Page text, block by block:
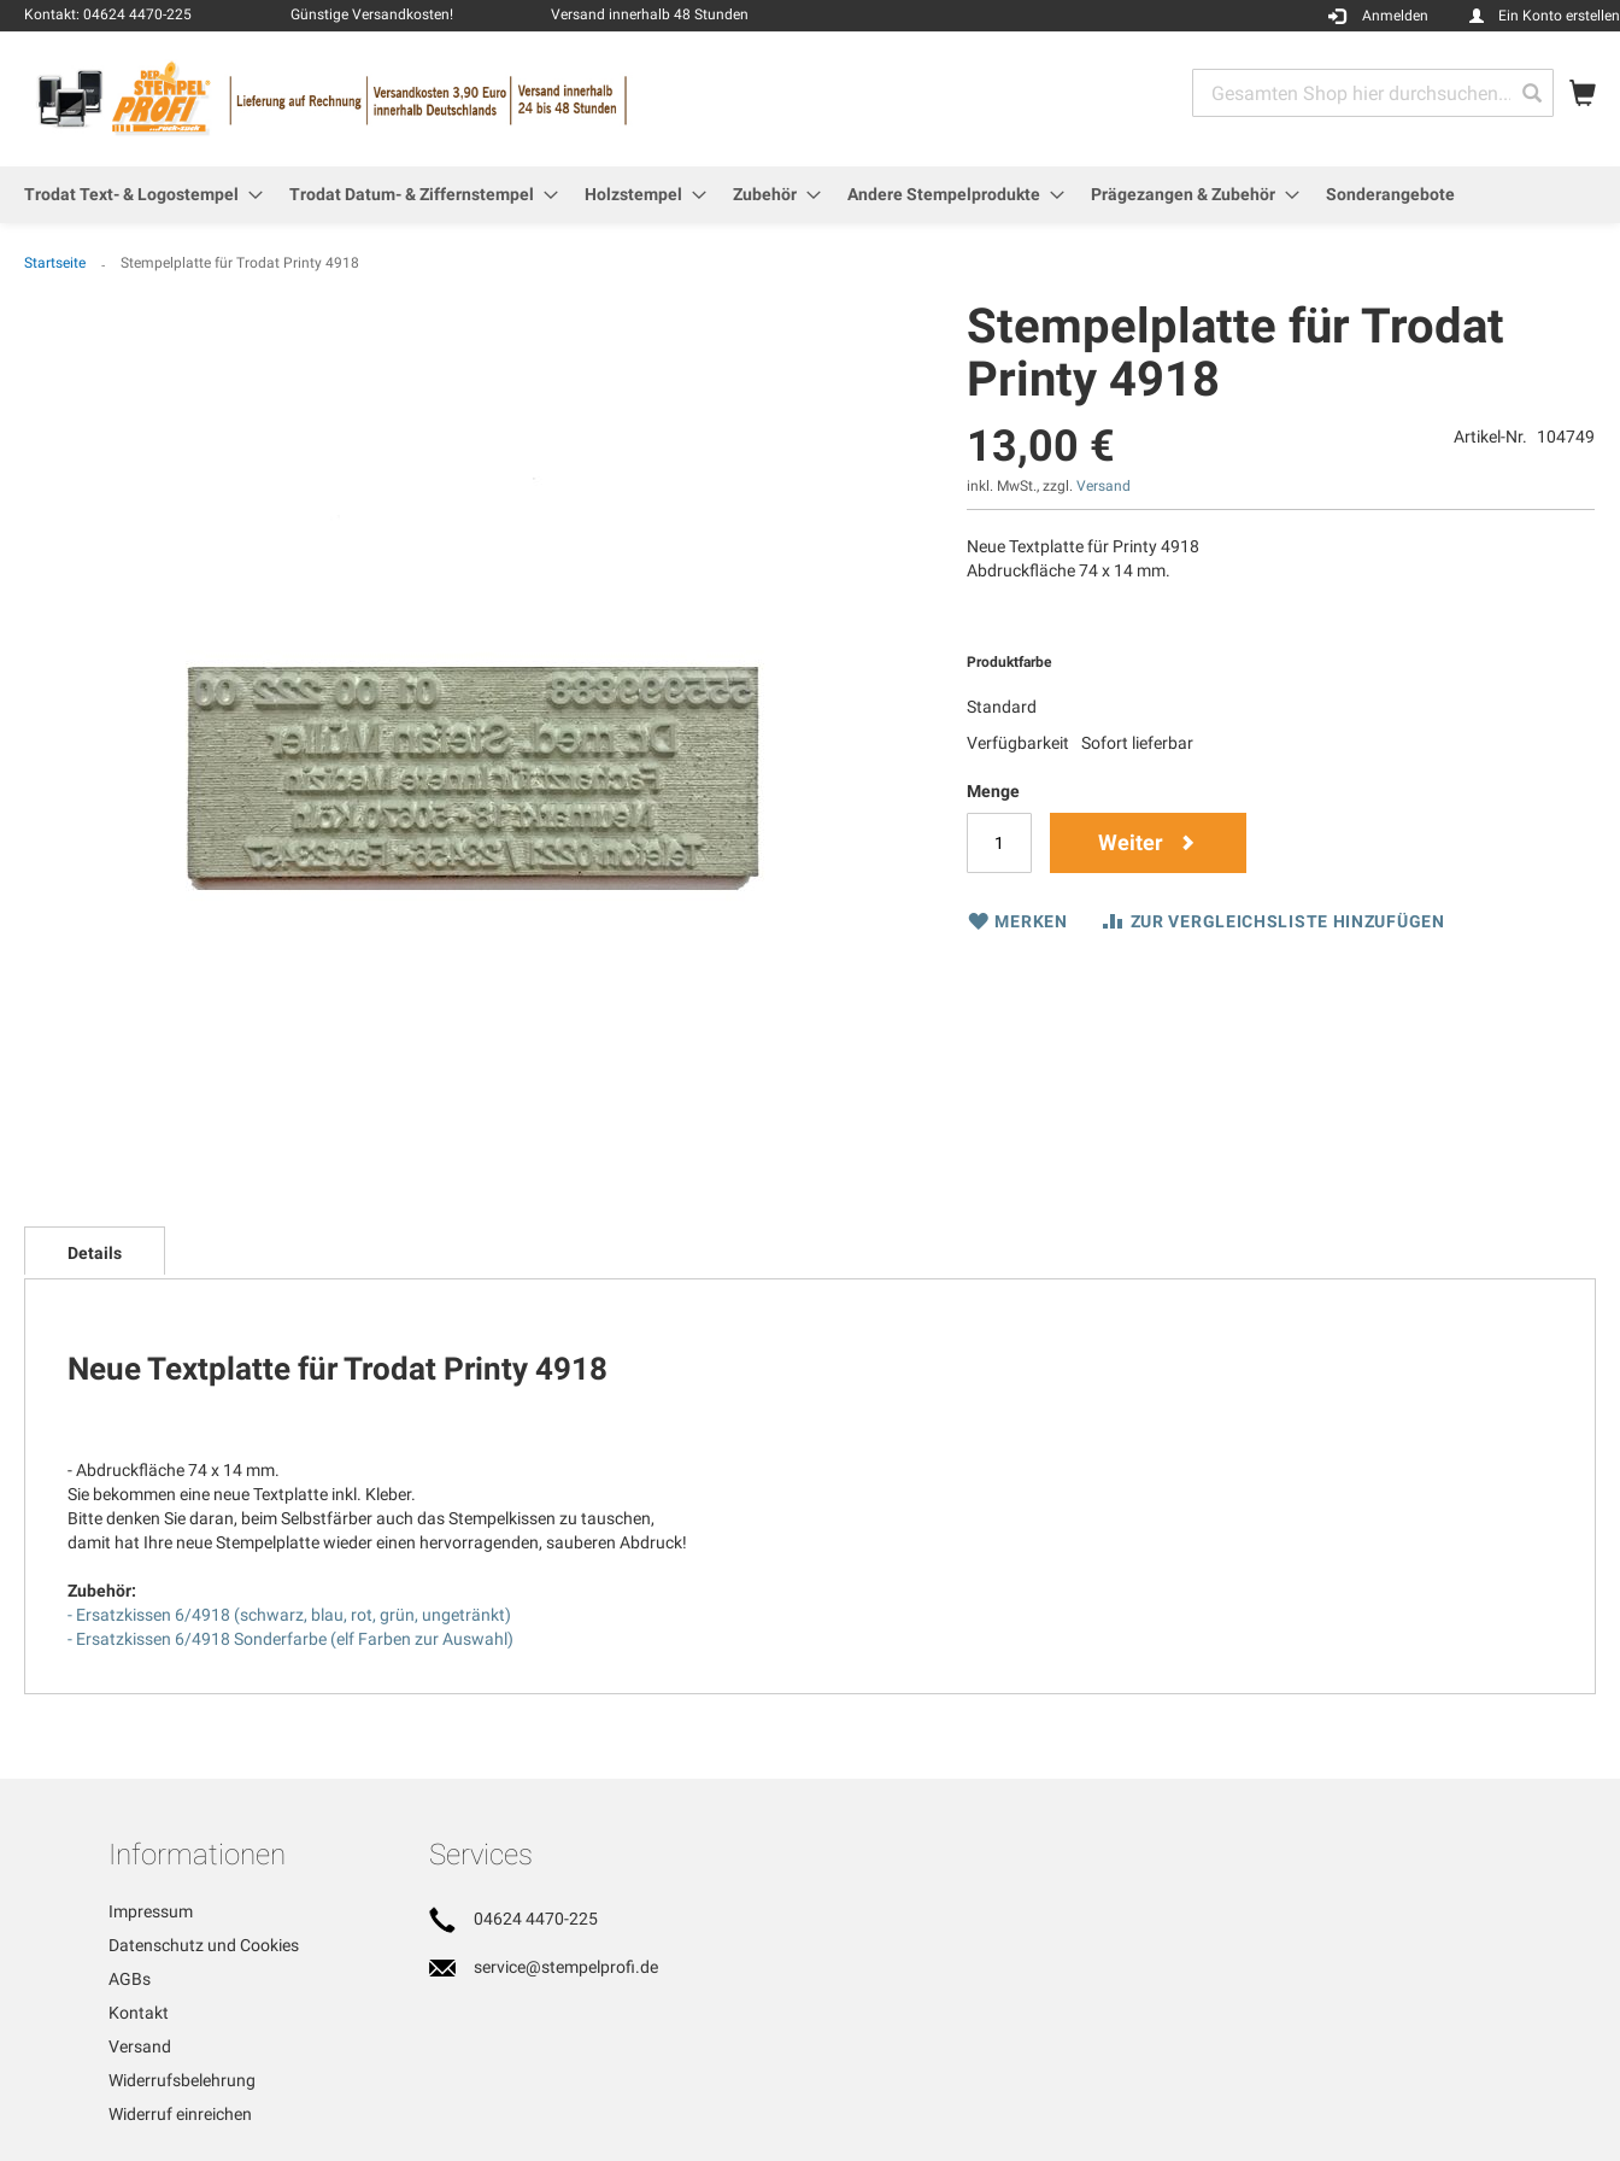
Kontakt: 04624 4470-225 Günstige Versandkosten! Versand innerhalb 48 Stunden Anmelden Ein Konto erstellen
Search
Trodat Text- & Logostempel Trodat Datum- & Ziffernstempel Holzstempel Zubehör Andere Stempelprodukte Prägezangen & Zubehör Sonderangebote
Startseite Stempelplatte für Trodat Printy 4918
Anfang
Bildgalerie
Stempelplatte für Trodat
Printy 4918
13,00 €
inkl. MwSt., zzgl.Versand
Artikel-Nr. 104749
Neue Textplatte für Printy 4918
Abdruckfläche 74 x 14 mm.
Produktfarbe
Standard
Verfügbarkeit
Sofort lieferbar
Menge
Weiter
MERKEN ZUR VERGLEICHSLISTE HINZUFÜGEN
Details
Neue Textplatte für Trodat Printy 4918
- Abdruckfläche 74 x 14 mm.
Sie bekommen eine neue Textplatte inkl. Kleber.
Bitte denken Sie daran, beim Selbstfärber auch das Stempelkissen zu tauschen,
damit hat Ihre neue Stempelplatte wieder einen hervorragenden, sauberen Abdruck!
Zubehör:
- Ersatzkissen 6/4918 (schwarz, blau, rot, grün, ungetränkt)
- Ersatzkissen 6/4918 Sonderfarbe (elf Farben zur Auswahl)
Informationen
Impressum
Datenschutz und Cookies
AGBs
Kontakt
Versand
Widerrufsbelehrung
Widerruf einreichen
Services
04624 4470-225
service@stempelprofi.de